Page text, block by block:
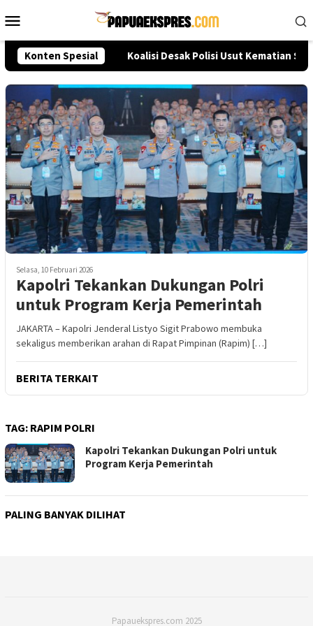
ke
Mobile
Konten Spesial
Akpol 2026 Koalisi Desak Polisi Usut Kematian
Selasa, 10 Februari 2026
Kapolri Tekankan Dukungan Polri
untuk Program Kerja Pemerintah
JAKARTA – Kapolri Jenderal Listyo Sigit Prabowo membuka
sekaligus memberikan arahan di Rapat Pimpinan (Rapim) […]
BERITA TERKAIT
TAG: RAPIM POLRI
Kapolri Tekankan Dukungan Polri untuk
Program Kerja Pemerintah
PALING BANYAK DILIHAT
Papauekspres.com 2025